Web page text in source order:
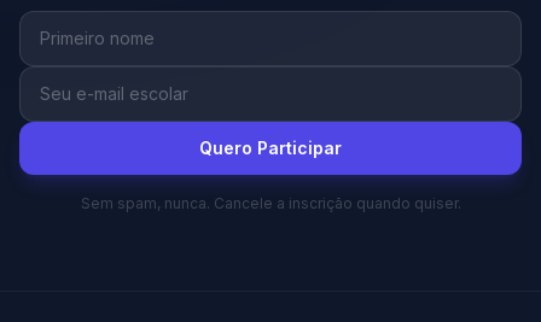
Quero Participar
Sem spam, nunca. Cancele a inscrição quando quiser.